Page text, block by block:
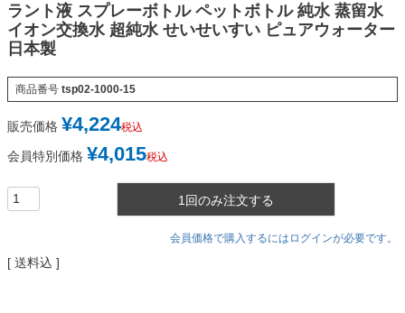
ラント液 スプレーボトル ペットボトル 純水 蒸留水
イオン交換水 超純水 せいせいすい ピュアウォーター
日本製
商品番号 tsp02-1000-15
販売価格 ¥4,224税込
会員特別価格 ¥4,015税込
1回のみ注文する
会員価格で購入するにはログインが必要です。
送料込